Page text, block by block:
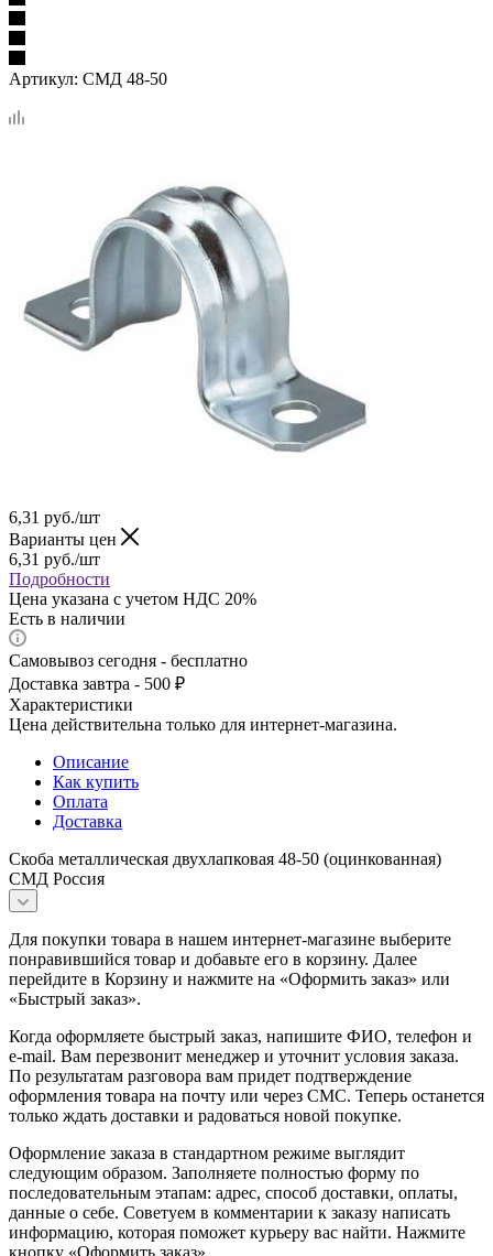
Артикул: СМД 48-50
6,31 руб./шт
Варианты цен
6,31 руб./шт
Подробности
Цена указана с учетом НДС 20%
Есть в наличии
Самовывоз сегодня - бесплатно
Доставка завтра - 500 ₽
Характеристики
Цена действительна только для интернет-магазина.
Описание
Как купить
Оплата
Доставка
Скоба металлическая двухлапковая 48-50 (оцинкованная)
СМД Россия
Для покупки товара в нашем интернет-магазине выберите
понравившийся товар и добавьте его в корзину. Далее
перейдите в Корзину и нажмите на «Оформить заказ» или
«Быстрый заказ».
Когда оформляете быстрый заказ, напишите ФИО, телефон и
e-mail. Вам перезвонит менеджер и уточнит условия заказа.
По результатам разговора вам придет подтверждение
оформления товара на почту или через СМС. Теперь останется
только ждать доставки и радоваться новой покупке.
Оформление заказа в стандартном режиме выглядит
следующим образом. Заполняете полностью форму по
последовательным этапам: адрес, способ доставки, оплаты,
данные о себе. Советуем в комментарии к заказу написать
информацию, которая поможет курьеру вас найти. Нажмите
кнопку «Оформить заказ».